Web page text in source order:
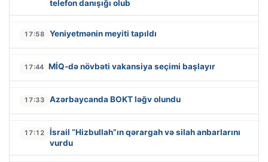
telefon danışığı olub
17:58 Yeniyetmənin meyiti tapıldı
17:44 MİQ-də növbəti vakansiya seçimi başlayır
17:33 Azərbaycanda BOKT ləğv olundu
17:12
İsrail “Hizbullah”ın qərargah və silah anbarlarını
vurdu